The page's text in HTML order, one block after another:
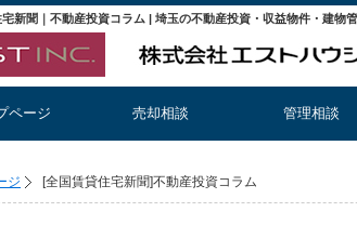
ページ 売却相談 管理相談
ジ [全国賃貸住宅新聞]不動産投資コラム